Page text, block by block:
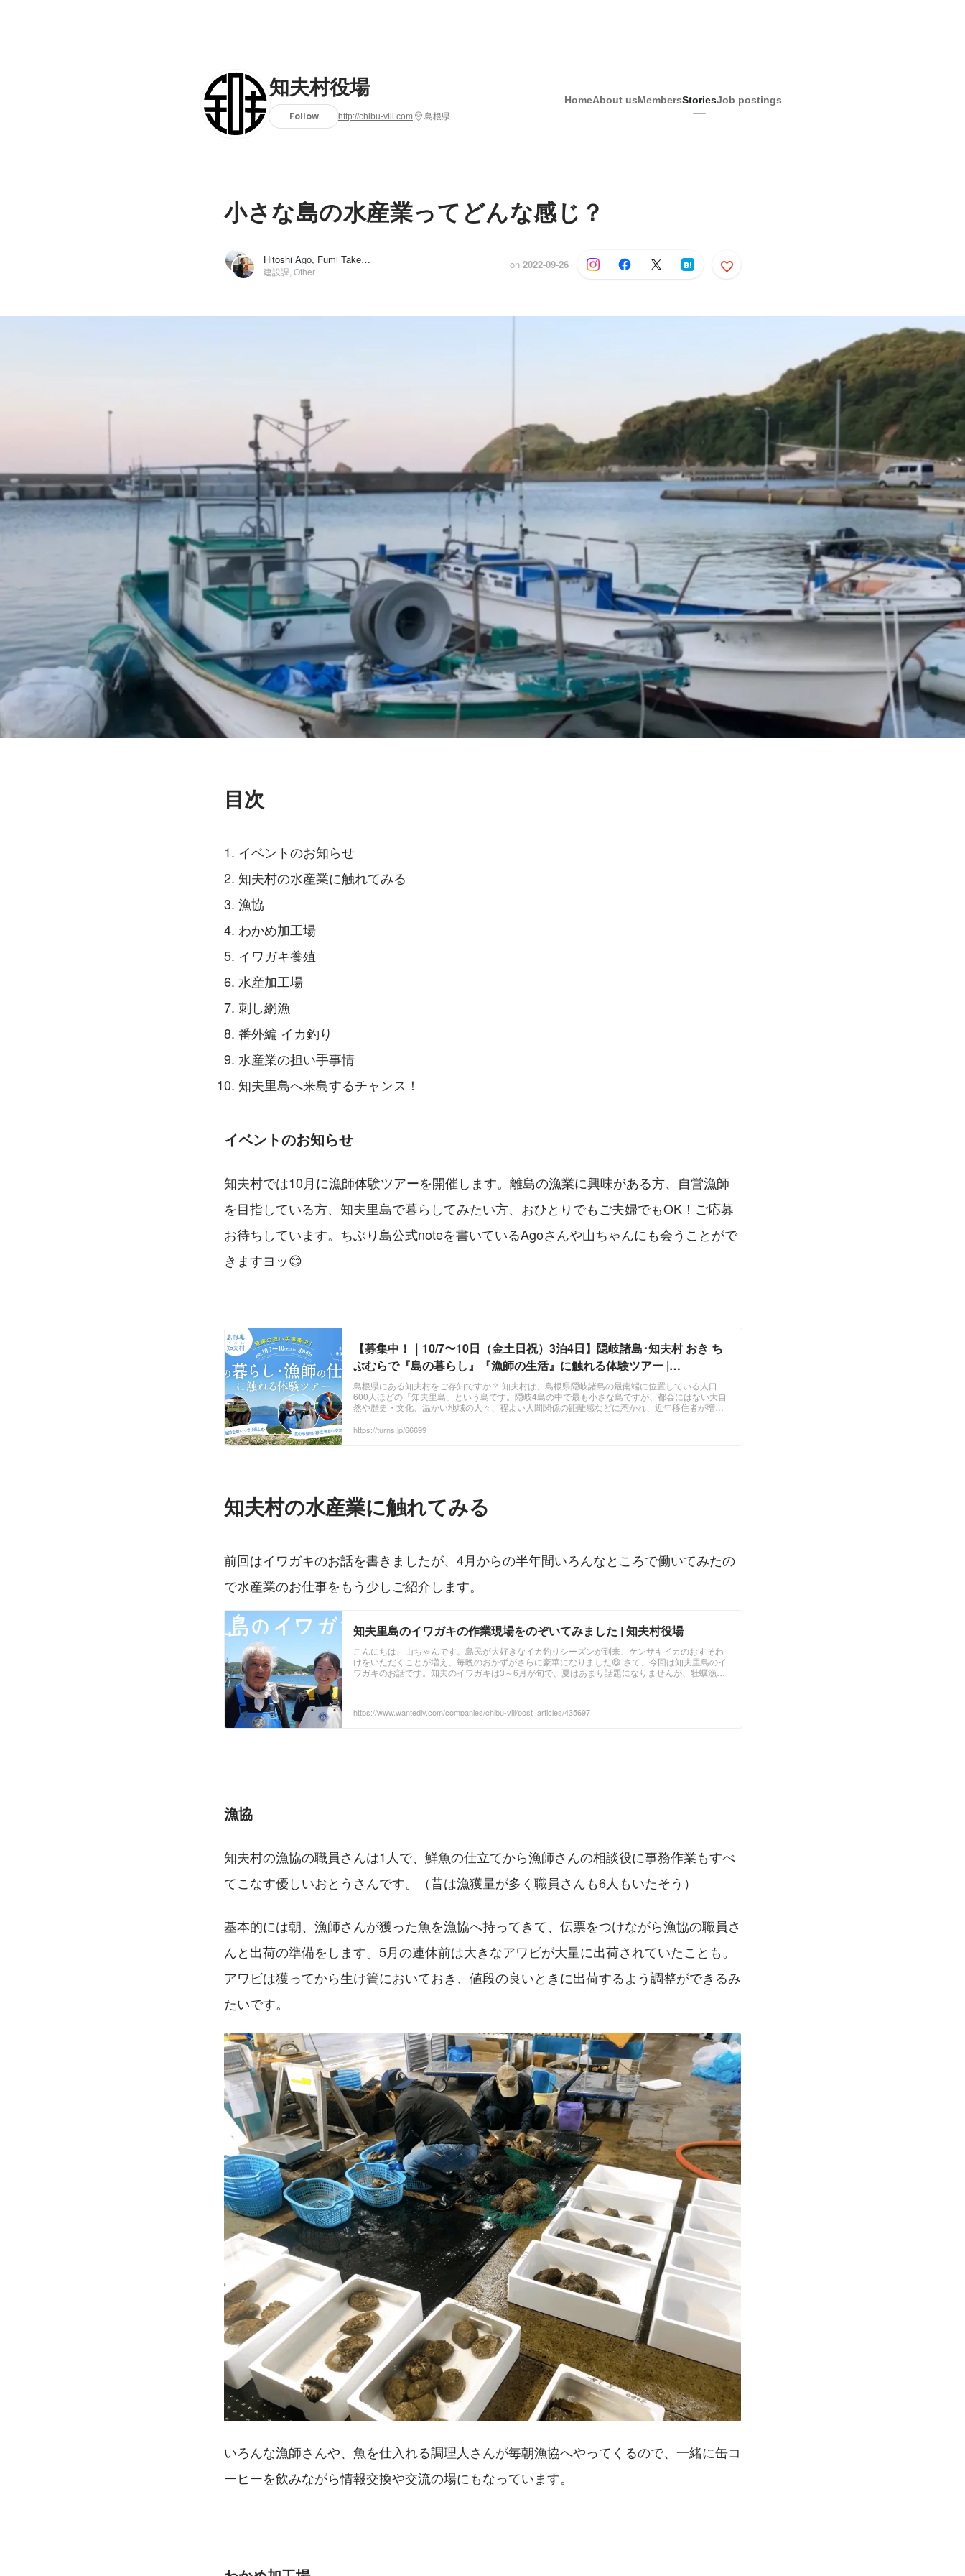
知夫村役場
Follow http://chibu-vill.com 島根県
HomeAbout usMembersStoriesJob postings
小さな島の水産業ってどんな感じ？
Hitoshi Ago, Fumi Takemura
建設課, Other
on 2022-09-26
目次
イベントのお知らせ
知夫村の水産業に触れてみる
漁協
わかめ加工場
イワガキ養殖
水産加工場
刺し網漁
番外編 イカ釣り
水産業の担い手事情
知夫里島へ来島するチャンス！
イベントのお知らせ
知夫村では10月に漁師体験ツアーを開催します。離島の漁業に興味がある方、自営漁師
を目指している方、知夫里島で暮らしてみたい方、おひとりでもご夫婦でもOK！ご応募
お待ちしています。ちぶり島公式noteを書いているAgoさんや山ちゃんにも会うことがで
きますヨッ😊
【募集中！｜10/7〜10日（金土日祝）3泊4日】隠岐諸島･知夫村 おき ち
ぶむらで『島の暮らし』『漁師の生活』に触れる体験ツアー |
TURNS（ターンズ）｜移住・地方創生・地域活性化
島根県にある知夫村をご存知ですか？ 知夫村は、島根県隠岐諸島の最南端に位置している人口
600人ほどの「知夫里島」という島です。隠岐4島の中で最も小さな島ですが、都会にはない大自
然や歴史・文化、温かい地域の人々、程よい人間関係の距離感などに惹かれ、近年移住者が増え
『漁師の生活』を体験するツアーを開催します！
https://turns.jp/66699
知夫村の水産業に触れてみる
前回はイワガキのお話を書きましたが、4月からの半年間いろんなところで働いてみたの
で水産業のお仕事をもう少しご紹介します。
知夫里島のイワガキの作業現場をのぞいてみました | 知夫村役場
こんにちは、山ちゃんです。島民が大好きなイカ釣りシーズンが到来、ケンサキイカのおすそわ
けをいただくことが増え、毎晩のおかずがさらに豪華になりました😋 さて、今回は知夫里島のイ
ワガキのお話です。知夫のイワガキは3～6月が旬で、夏はあまり話題になりませんが、牡蠣漁師
https://www.wantedly.com/companies/chibu-vill/post_articles/435697
漁協
知夫村の漁協の職員さんは1人で、鮮魚の仕立てから漁師さんの相談役に事務作業もすべ
てこなす優しいおとうさんです。（昔は漁獲量が多く職員さんも6人もいたそう）
基本的には朝、漁師さんが獲った魚を漁協へ持ってきて、伝票をつけながら漁協の職員さ
んと出荷の準備をします。5月の連休前は大きなアワビが大量に出荷されていたことも。
アワビは獲ってから生け簀においておき、値段の良いときに出荷するよう調整ができるみ
たいです。
いろんな漁師さんや、魚を仕入れる調理人さんが毎朝漁協へやってくるので、一緒に缶コ
ーヒーを飲みながら情報交換や交流の場にもなっています。
知夫村役場 / 建設課